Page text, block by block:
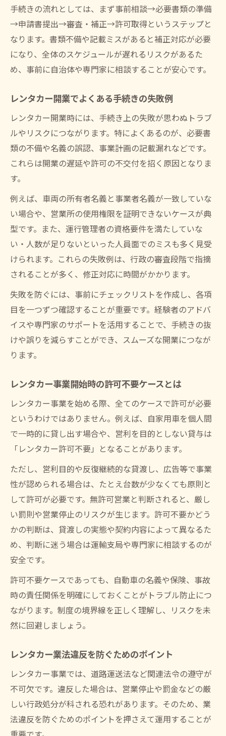
手続きの流れとしては、まず事前相談→必要書類の準備
→申請書提出→審査・補正→許可取得というステップと
なります。書類不備や記載ミスがあると補正対応が必要
になり、全体のスケジュールが遅れるリスクがあるた
め、事前に自治体や専門家に相談することが安心です。
レンタカー開業でよくある手続きの失敗例
レンタカー開業時には、手続き上の失敗が思わぬトラブ
ルやリスクにつながります。特によくあるのが、必要書
類の不備や名義の誤認、事業計画の記載漏れなどです。
これらは開業の遅延や許可の不交付を招く原因となりま
す。
例えば、車両の所有者名義と事業者名義が一致していな
い場合や、営業所の使用権限を証明できないケースが典
型です。また、運行管理者の資格要件を満たしていな
い・人数が足りないといった人員面でのミスも多く見受
けられます。これらの失敗例は、行政の審査段階で指摘
されることが多く、修正対応に時間がかかります。
失敗を防ぐには、事前にチェックリストを作成し、各項
目を一つずつ確認することが重要です。経験者のアドバ
イスや専門家のサポートを活用することで、手続きの抜
けや誤りを減らすことができ、スムーズな開業につなが
ります。
レンタカー事業開始時の許可不要ケースとは
レンタカー事業を始める際、全てのケースで許可が必要
というわけではありません。例えば、自家用車を個人間
で一時的に貸し出す場合や、営利を目的としない貸与は
「レンタカー許可不要」となることがあります。
ただし、営利目的や反復継続的な貸渡し、広告等で事業
性が認められる場合は、たとえ台数が少なくても原則と
して許可が必要です。無許可営業と判断されると、厳し
い罰則や営業停止のリスクが生じます。許可不要かどう
かの判断は、貸渡しの実態や契約内容によって異なるた
め、判断に迷う場合は運輸支局や専門家に相談するのが
安全です。
許可不要ケースであっても、自動車の名義や保険、事故
時の責任関係を明確にしておくことがトラブル防止につ
ながります。制度の境界線を正しく理解し、リスクを未
然に回避しましょう。
レンタカー業法違反を防ぐためのポイント
レンタカー事業では、道路運送法など関連法令の遵守が
不可欠です。違反した場合は、営業停止や罰金などの厳
しい行政処分が科される恐れがあります。そのため、業
法違反を防ぐためのポイントを押さえて運用することが